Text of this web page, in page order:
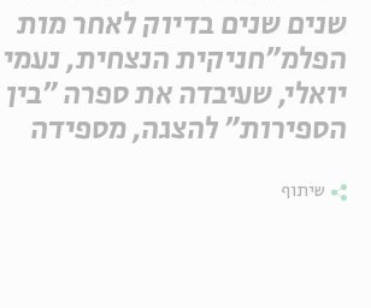
שנים שנים בדיוק לאחר מות
הפלמ"חניקית הנצחית, נעמי
יואלי, שעיבדה את ספרה "בין
הספירות" להצגה, מספידה
שיתוף